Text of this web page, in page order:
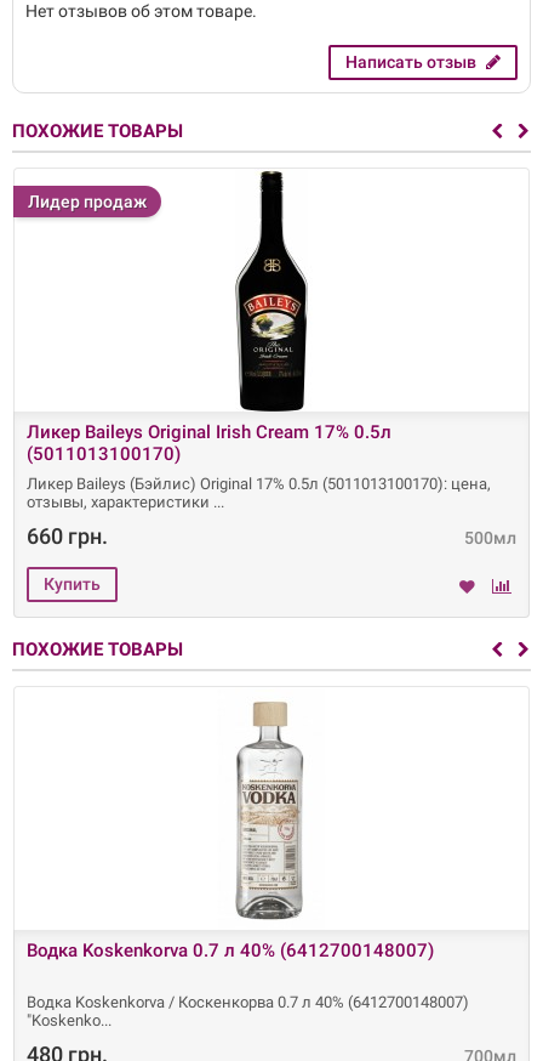
Нет отзывов об этом товаре.
Написать отзыв
ПОХОЖИЕ ТОВАРЫ
Лидер продаж
Ликер Baileys Original Irish Cream 17% 0.5л
(5011013100170)
Ликер Baileys (Бэйлис) Original 17% 0.5л (5011013100170): цена,
отзывы, характеристики
500мл
660 грн.
ПОХОЖИЕ ТОВАРЫ
Водка Koskenkorva 0.7 л 40% (6412700148007)
Водка Koskenkorva / Коскенкорва 0.7 л 40% (6412700148007)
"Koskenko
700мл
480 грн.